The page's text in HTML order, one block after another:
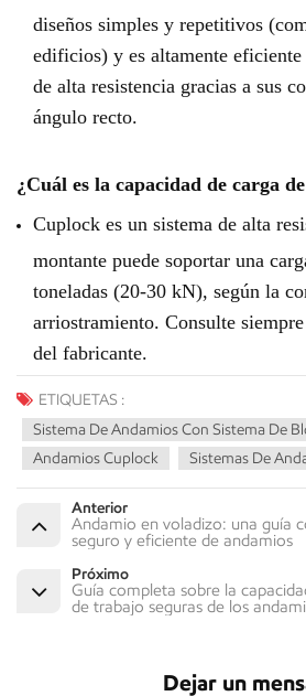
diseños simples y repetitivos
edificios) y es altamente eficiente
de alta resistencia gracias a sus
ángulo recto.
¿Cuál es la capacidad de carga
Cuplock es un sistema de alta
montante puede soportar una
toneladas (20-30 kN), según la
arriostramiento. Consulte
del fabricante.
ETIQUETAS :
Sistema De Andamios Con Sistema De
Andamios Cuplock
Sistemas De
Anterior
Andamio en voladizo: una guía
seguro y eficiente de andamios
Próximo
Guía completa sobre la
de trabajo seguras de los
Dejar un